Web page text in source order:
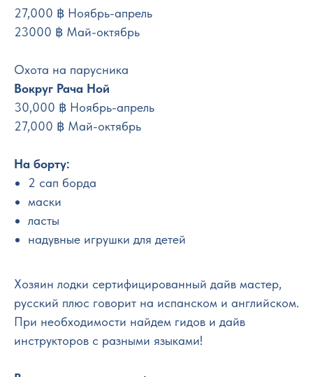
27,000 ฿ Ноябрь-апрель
23000 ฿ Май-октябрь
Охота на парусника
Вокруг Рача Ной
30,000 ฿ Ноябрь-апрель
27,000 ฿ Май-октябрь
На борту:
2 сап борда
маски
ласты
надувные игрушки для детей
Хозяин лодки сертифицированный дайв мастер,
русский плюс говорит на испанском и английском.
При необходимости найдем гидов и дайв
инструкторов с разными языками!